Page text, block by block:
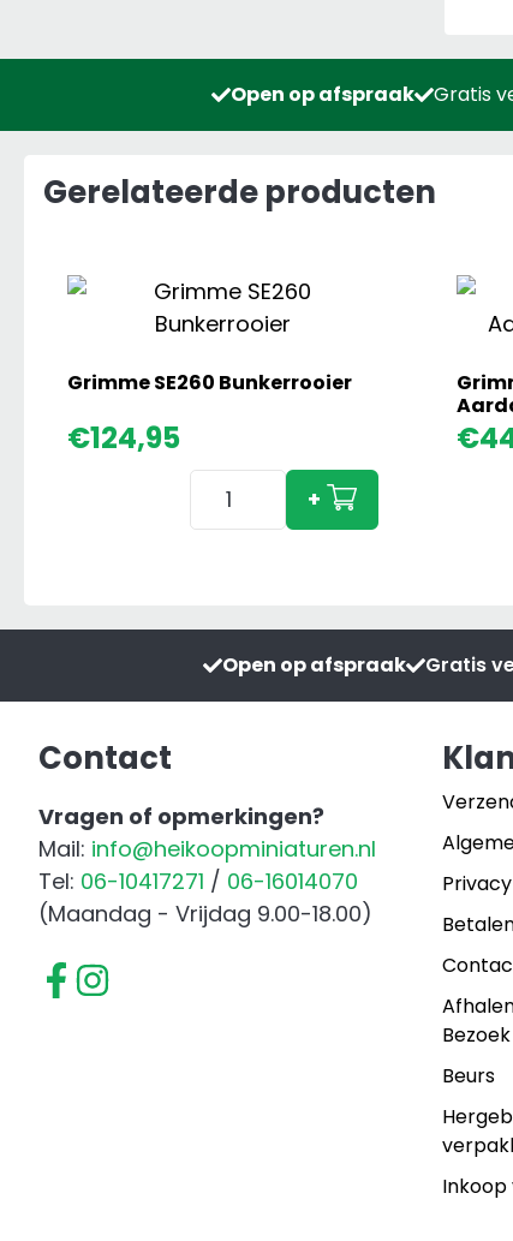
Open op afspraak Gratis
Gerelateerde producten
Grimme SE260 Bunkerrooier
€124,95
Grimme
SE260
+
€
Open op afspraak Gratis
Contact
Vragen of opmerkingen?
Mail: info@heikoopminiaturen.nl
Tel: 06-10417271 / 06-16014070
(Maandag - Vrijdag 9.00-18.00)
Beurs
Inkoop